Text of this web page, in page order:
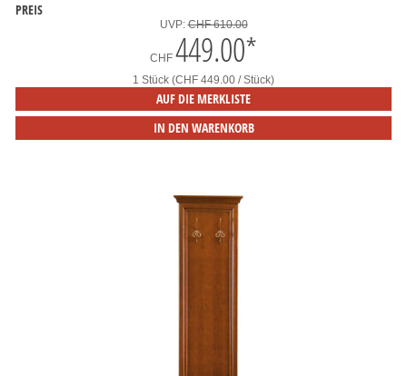
PREIS
UVP:CHF 610.00
CHF 449.00*
1 Stück (CHF 449.00 / Stück)
AUF DIE MERKLISTE
IN DEN WARENKORB